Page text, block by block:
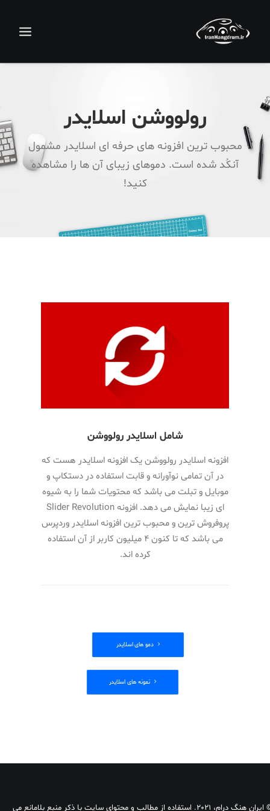
سبد خرید
رولووشن اسلایدر
محبوب ترین افزونه های حرفه ای اسلایدر مشمول
آنکُد شده است. دموهای زیبای آن ها را مشاهده
کنید!
شامل اسلایدر رولووشن
افزونه اسلایدر رولووشن یک افزونه اسلایدر هست که
در آن تمامی نوآورانه و قابت استفاده در دستکاپ و
موبایل و تبلت می باشد که محتویات شما را به شیوه
ای زیبا نمایش می دهد. افزونه Slider Revolution
پروفروش ترین و محبوب ترین افزونه اسلایدر وردپرس
می باشد که تا کنون ۴ میلیون کاربر از آن استفاده
کرده اند.
دمو های اسلایدر
نمونه های اسلایدر
© ایران هنگ درام، 2021. استفاده از مطالب و محتوای سایت با ذکر منبع بلامانع می